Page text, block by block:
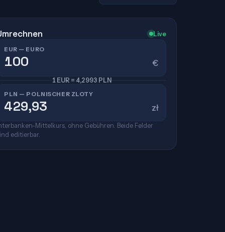
Live
EUR — EURO
€
1 EUR = 4,2993 PLN
PLN — POLNISCHER ZLOTY
zł
Mittelkurs, ohne Gebühren. Beide Felder
editierbar.